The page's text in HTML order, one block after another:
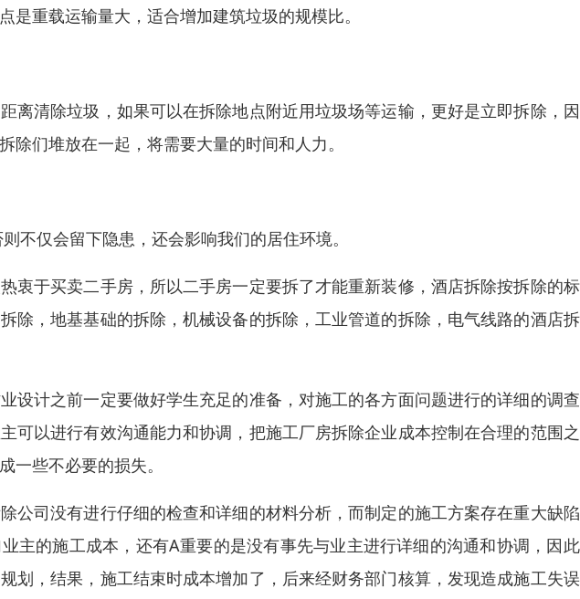
是重载运输量大，适合增加建筑垃圾的规模比。
离清除垃圾，如果可以在拆除地点附近用垃圾场等运输，更好是立即拆除，
除们堆放在一起，将需要大量的时间和人力。
不仅会留下隐患，还会影响我们的居住环境。
衷于买卖二手房，所以二手房一定要拆了才能重新装修，酒店拆除按拆除的
除，地基基础的拆除，机械设备的拆除，工业管道的拆除，电气线路的酒店
设计之前一定要做好学生充足的准备，对施工的各方面问题进行的详细的调
可以进行有效沟通能力和协调，把施工厂房拆除企业成本控制在合理的范围
一些不必要的损失。
公司没有进行仔细的检查和详细的材料分析，而制定的施工方案存在重大缺
主的施工成本，还有A重要的是没有事先与业主进行详细的沟通和协调，因
划，结果，施工结束时成本增加了，后来经财务部门核算，发现造成施工失